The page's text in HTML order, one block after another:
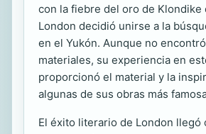
con la fiebre del oro de Klondike
London decidió unirse a la
en el Yukón. Aunque no
materiales, su experiencia en
proporcionó el material y la
algunas de sus obras más
El éxito literario de London llegó